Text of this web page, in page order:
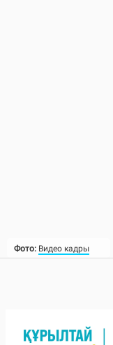
Фото: Видео кадры